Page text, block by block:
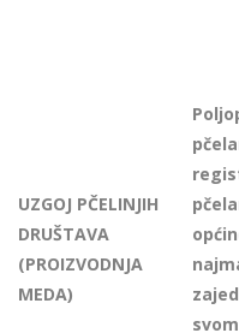
UZGOJ PČELINJIH
DRUŠTAVA
(PROIZVODNJA
MEDA)